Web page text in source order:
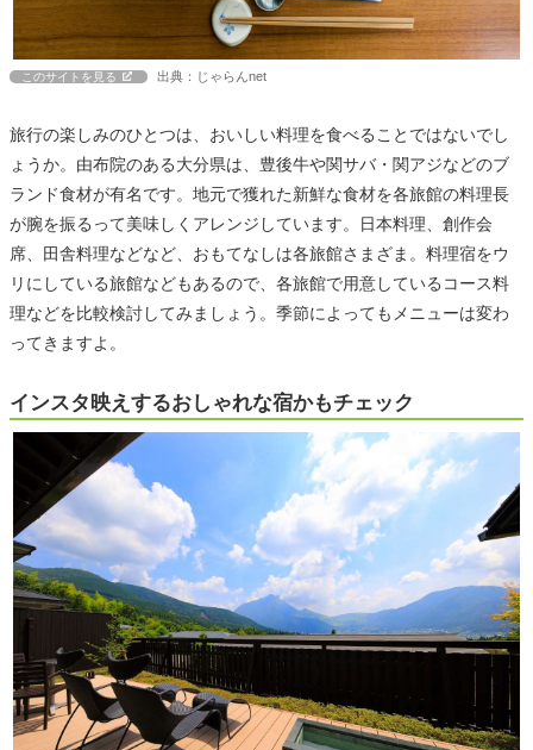
このサイトを見る 出典：じゃらんnet
旅行の楽しみのひとつは、おいしい料理を食べることではないでし
ょうか。由布院のある大分県は、豊後牛や関サバ・関アジなどのブ
ランド食材が有名です。地元で獲れた新鮮な食材を各旅館の料理長
が腕を振るって美味しくアレンジしています。日本料理、創作会
席、田舎料理などなど、おもてなしは各旅館さまざま。料理宿をウ
リにしている旅館などもあるので、各旅館で用意しているコース料
理などを比較検討してみましょう。季節によってもメニューは変わ
ってきますよ。
インスタ映えするおしゃれな宿かもチェック